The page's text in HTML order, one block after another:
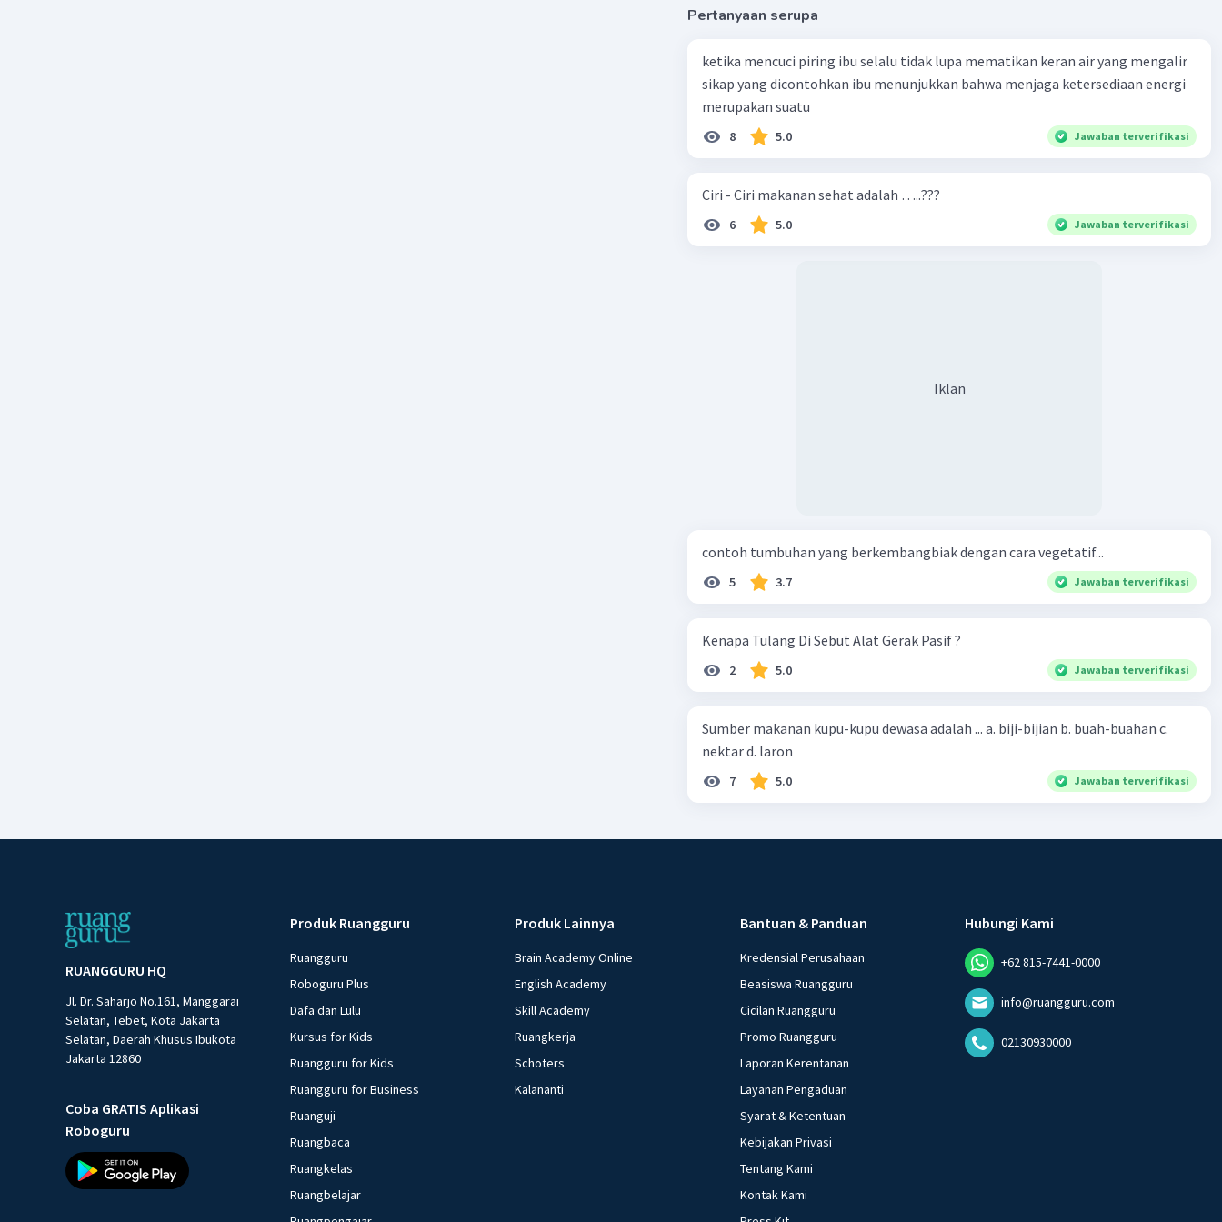
Pertanyaan serupa
ketika mencuci piring ibu selalu tidak lupa mematikan keran air yang mengalir
sikap yang dicontohkan ibu menunjukkan bahwa menjaga ketersediaan energi
merupakan suatu
8 5.0 Jawaban terverifikasi
Ciri - Ciri makanan sehat adalah …..???
6 5.0 Jawaban terverifikasi
Iklan
contoh tumbuhan yang berkembangbiak dengan cara vegetatif...
5 3.7 Jawaban terverifikasi
Kenapa Tulang Di Sebut Alat Gerak Pasif ?
2 5.0 Jawaban terverifikasi
Sumber makanan kupu-kupu dewasa adalah ... a. biji-bijian b. buah-buahan c.
nektar d. laron
7 5.0 Jawaban terverifikasi
RUANGGURU HQ
Jl. Dr. Saharjo No.161, Manggarai
Selatan, Tebet, Kota Jakarta
Selatan, Daerah Khusus Ibukota
Jakarta 12860
Coba GRATIS Aplikasi
Roboguru
Produk Ruangguru
Ruangguru
Roboguru Plus
Dafa dan Lulu
Kursus for Kids
Ruangguru for Kids
Ruangguru for Business
Ruanguji
Ruangbaca
Ruangkelas
Ruangbelajar
Produk Lainnya
Brain Academy Online
English Academy
Skill Academy
Ruangkerja
Schoters
Kalananti
Bantuan & Panduan
Kredensial Perusahaan
Beasiswa Ruangguru
Cicilan Ruangguru
Promo Ruangguru
Laporan Kerentanan
Layanan Pengaduan
Syarat & Ketentuan
Kebijakan Privasi
Tentang Kami
Kontak Kami
Hubungi Kami
+62 815-7441-0000
info@ruangguru.com
02130930000